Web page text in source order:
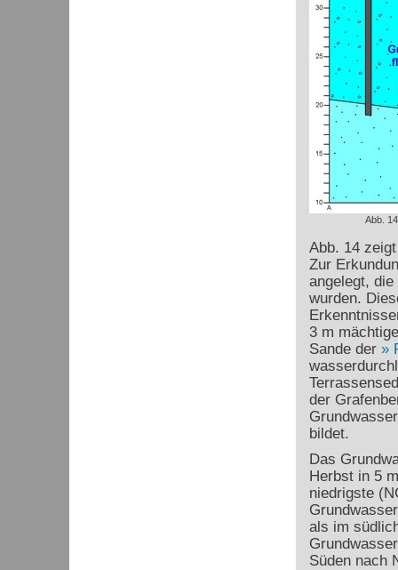
Abb.
Abb. 14
Zur
angelegt,
wurden.
3 m
Sande der
der
bildet.
Das
Herbst in 5
niedrigste
als im
Süden nach